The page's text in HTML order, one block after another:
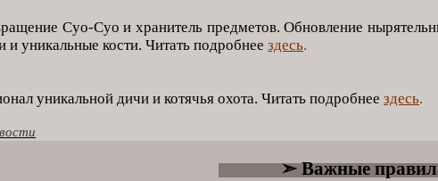
Суо-Суо и хранитель предметов. Обновление
и уникальные кости. Читать подробнее здесь.
уникальной дичи и котячья охота. Читать подробнее здесь.
➣ Важные